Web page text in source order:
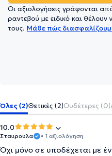
Οι αξιολογήσεις γράφονται
ραντεβού με ειδικό και θέλουν
τους. Μάθε πώς
Όλες (2)Θετικές (2)Ουδέτερες (0)
10.0
Σταυρουλα • 1 αξιολόγηση
Όχι μόνο σε υποδέχεται με